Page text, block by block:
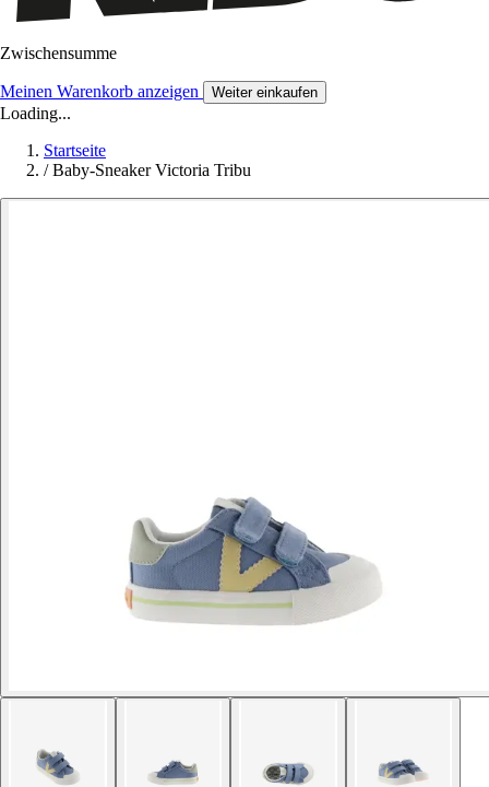
Zwischensumme
Meinen Warenkorb anzeigen Weiter einkaufen
Loading...
Startseite
/ Baby-Sneaker Victoria Tribu